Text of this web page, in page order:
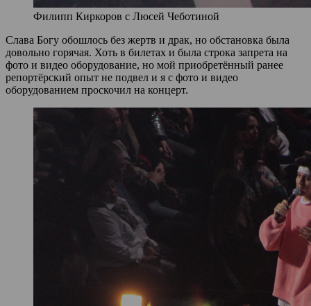
Филипп Киркоров с Люсей Чеботиной
Слава Богу обошлось без жертв и драк, но обстановка была
довольно горячая. Хоть в билетах и была строка запрета на
фото и видео оборудование, но мой приобретённый ранее
репортёрский опыт не подвел и я с фото и видео
оборудованием проскочил на концерт.